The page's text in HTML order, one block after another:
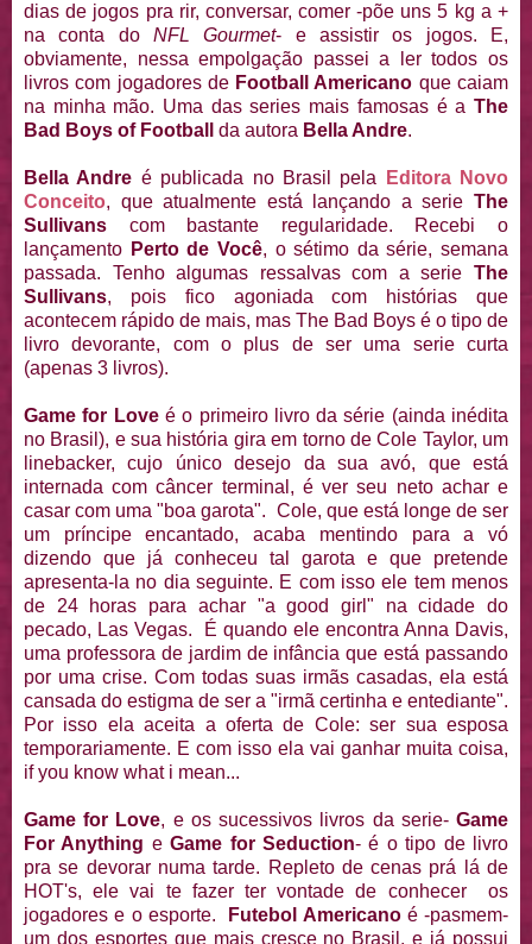
dias de jogos pra rir, conversar, comer -põe uns 5 kg a +
na conta do NFL Gourmet- e assistir os jogos. E,
obviamente, nessa empolgação passei a ler todos os
livros com jogadores de Football Americano que caiam
na minha mão. Uma das series mais famosas é a The
Bad Boys of Football
da autora Bella Andre.
Bella Andre é publicada no Brasil pela
Editora Novo
Conceito, que atualmente está lançando a serie The
Sullivans com bastante regularidade. Recebi o
lançamento Perto de Você, o sétimo da série, semana
passada. Tenho algumas ressalvas com a serie The
Sullivans, pois fico agoniada com histórias que
acontecem rápido de mais, mas The Bad Boys é o tipo de
livro devorante, com o plus de ser uma serie curta
(apenas 3 livros).
Game for Love é o primeiro livro da série (ainda inédita
no Brasil), e sua história gira em torno de Cole Taylor, um
linebacker, cujo único desejo da sua avó, que está
internada com câncer terminal, é ver seu neto achar e
casar com uma "boa garota". Cole, que está longe de ser
um príncipe encantado, acaba mentindo para a vó
dizendo que já conheceu tal garota e que pretende
apresenta-la no dia seguinte. E com isso ele tem menos
de 24 horas para achar "a good girl" na cidade do
pecado, Las Vegas. É quando ele encontra Anna Davis,
uma professora de jardim de infância que está passando
por uma crise. Com todas suas irmãs casadas, ela está
cansada do estigma de ser a "irmã certinha e entediante".
Por isso ela aceita a oferta de Cole: ser sua esposa
temporariamente. E com isso ela vai ganhar muita coisa,
if you know what i mean...
Game for Love, e os sucessivos livros da serie-Game
For Anything eGame for Seduction- é o tipo de livro
pra se devorar numa tarde. Repleto de cenas prá lá de
HOT's, ele vai te fazer ter vontade de conhecer os
jogadores e o esporte.
Futebol Americanoé -pasmem-
um dos esportes que mais cresce no Brasil, e já possui